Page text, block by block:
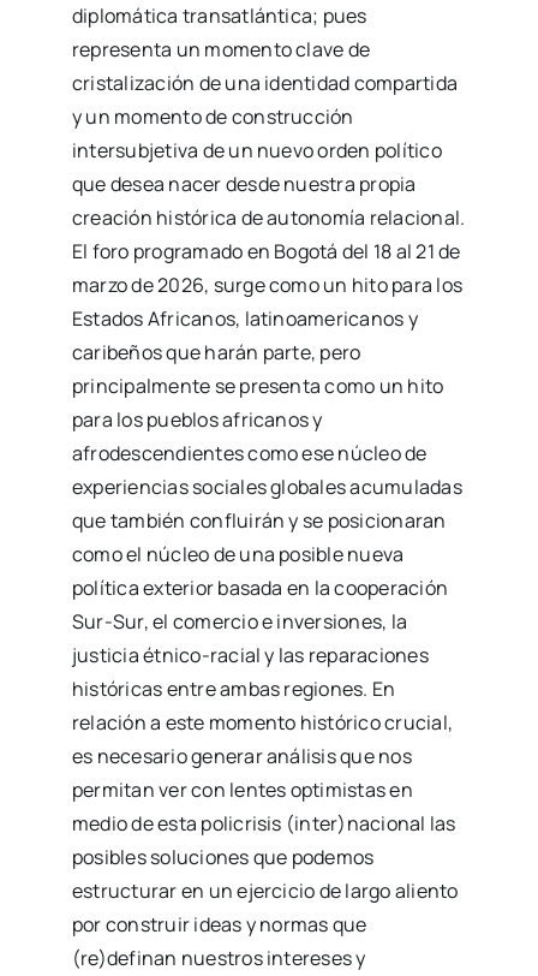
diplomática transatlántica; pues
representa un momento clave de
cristalización de una identidad compartida
y un momento de construcción
intersubjetiva de un nuevo orden político
que desea nacer desde nuestra propia
creación histórica de autonomía relacional.
El foro programado en Bogotá del 18 al 21 de
marzo de 2026, surge como un hito para los
Estados Africanos, latinoamericanos y
caribeños que harán parte, pero
principalmente se presenta como un hito
para los pueblos africanos y
afrodescendientes como ese núcleo de
experiencias sociales globales acumuladas
que también confluirán y se posicionaran
como el núcleo de una posible nueva
política exterior basada en la cooperación
Sur-Sur, el comercio e inversiones, la
justicia étnico-racial y las reparaciones
históricas entre ambas regiones. En
relación a este momento histórico crucial,
es necesario generar análisis que nos
permitan ver con lentes optimistas en
medio de esta policrisis (inter)nacional las
posibles soluciones que podemos
estructurar en un ejercicio de largo aliento
por construir ideas y normas que
(re)definan nuestros intereses y